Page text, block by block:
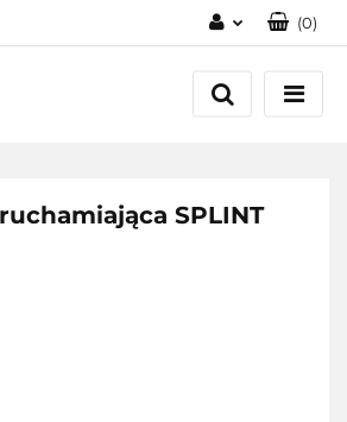
Zaloguj się
Zarejestruj się
(0)
SPLINT